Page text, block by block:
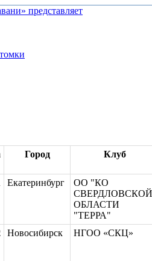
представляет
Город Клуб
Екатеринбург
ОО "КО
СВЕРДЛОВСКОЙ
ОБЛАСТИ
"ТЕРРА"
Новосибирск НГОО «СКЦ»